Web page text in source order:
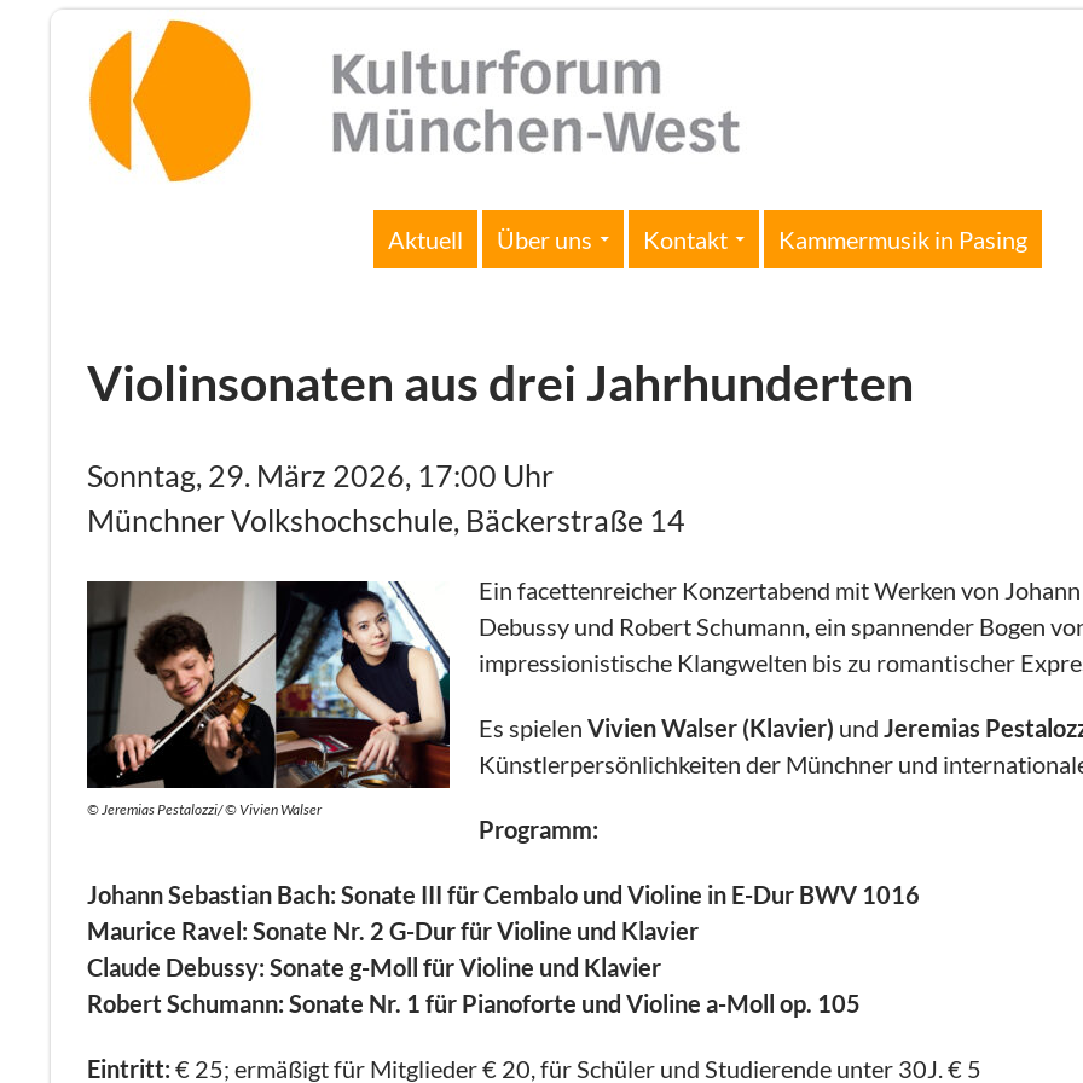
Aktuell Über uns Kontakt Kammermusik in Pasing
Violinsonaten aus drei Jahrhunderten
Sonntag, 29. März 2026, 17:00 Uhr
Münchner Volkshochschule, Bäckerstraße 14
© Jeremias Pestalozzi/ © Vivien Walser
Ein facettenreicher Konzertabend mit Werken von
Debussy und Robert Schumann, ein spannender Bogen
impressionistische Klangwelten bis zu romantischer
Es spielen Vivien Walser (Klavier) und Jeremias
Künstlerpersönlichkeiten der Münchner und
Programm:
Johann Sebastian Bach: Sonate III für Cembalo und Violine in E-Dur BWV 1016
Maurice Ravel: Sonate Nr. 2 G-Dur für Violine und Klavier
Claude Debussy: Sonate g-Moll für Violine und Klavier
Robert Schumann: Sonate Nr. 1 für Pianoforte und Violine a-Moll op. 105
Eintritt: € 25; ermäßigt für Mitglieder € 20, für Schüler und Studierende unter 30J. € 5